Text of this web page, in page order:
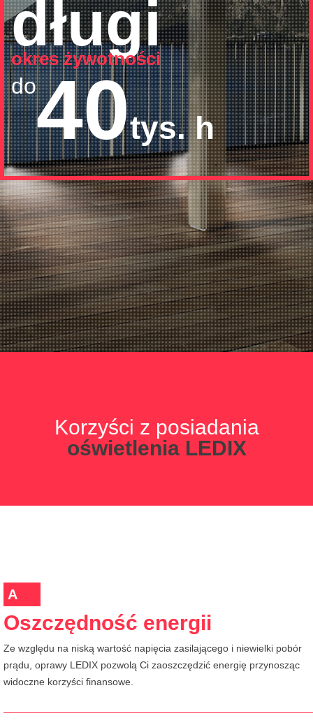
długi
okres żywotności
do40tys. h
Korzyści z posiadania
oświetlenia LEDIX
A
Oszczędność energii
Ze względu na niską wartość napięcia zasilającego i niewielki pobór
prądu, oprawy LEDIX pozwolą Ci zaoszczędzić energię przynosząc
widoczne korzyści finansowe.